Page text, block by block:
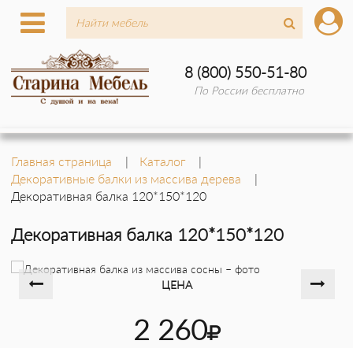
8 (800) 550-51-80
По России бесплатно
Главная страница
Каталог
Декоративные балки из массива дерева
Декоративная балка 120*150*120
Декоративная балка 120*150*120
ЦЕНА
2 260